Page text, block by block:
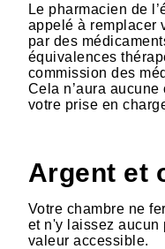
Le pharmacien de
appelé à remplacer
par des
équivalences
commission des
Cela n’aura
votre prise en
Argent et
Votre chambre ne
et n'y laissez aucun
valeur accessible.